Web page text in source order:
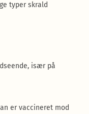
typer skrald
især på
er vaccineret mod